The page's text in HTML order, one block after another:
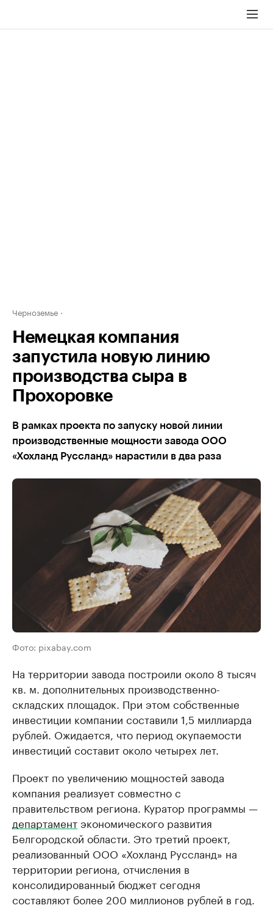
Черноземье
Немецкая компания
запустила новую линию
производства сыра в
Прохоровке
В рамках проекта по запуску новой линии
производственные мощности завода ООО
«Хохланд Руссланд» нарастили в два раза
Фото: pixabay.com
На территории завода построили около 8 тысяч
кв. м. дополнительных производственно-
складских площадок. При этом собственные
инвестиции компании составили 1,5 миллиарда
рублей. Ожидается, что период окупаемости
инвестиций составит около четырех лет.
Проект по увеличению мощностей завода
компания реализует совместно с
правительством региона. Куратор программы —
департаментэкономического развития
Белгородской области. Это третий проект,
реализованный ООО «Хохланд Руссланд» на
территории региона, отчисления в
консолидированный бюджет сегодня
составляют более 200 миллионов рублей в год.